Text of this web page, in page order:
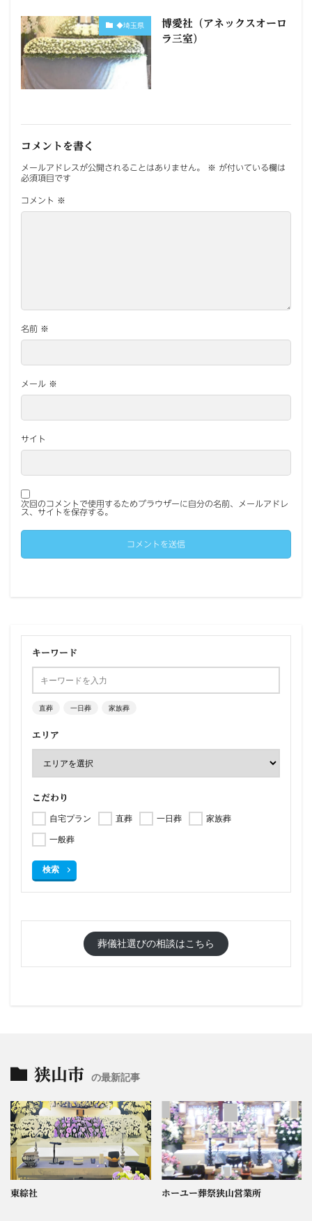
◆埼玉県
博愛社（アネックスオーロ
ラ三室）
コメントを書く
メールアドレスが公開されることはありません。 ※ が付いている欄は
必須項目です
コメント ※
名前 ※
メール ※
サイト
次回のコメントで使用するためブラウザーに自分の名前、メールアドレ
ス、サイトを保存する。
キーワード
直葬 一日葬 家族葬
エリア
こだわり
自宅プラン 直葬 一日葬
家族葬
一般葬
検索
葬儀社選びの相談はこちら
狭山市 の最新記事
東綜社 ホーユー葬祭狭山営業所